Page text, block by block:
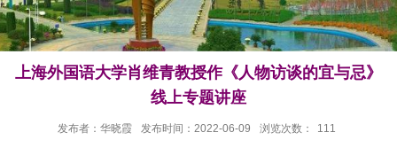
上海外国语大学肖维青教授作《人物访谈的宜与忌》
线上专题讲座
发布者：华晓霞 发布时间：2022-06-09 浏览次数： 111